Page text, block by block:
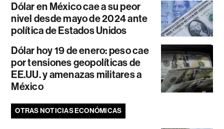
Dólar en México cae a su peor
nivel desde mayo de 2024 ante
política de Estados Unidos
Dólar hoy 19 de enero: peso cae
por tensiones geopolíticas de
EE.UU. y amenazas militares a
México
OTRAS NOTICIAS ECONÓMICAS